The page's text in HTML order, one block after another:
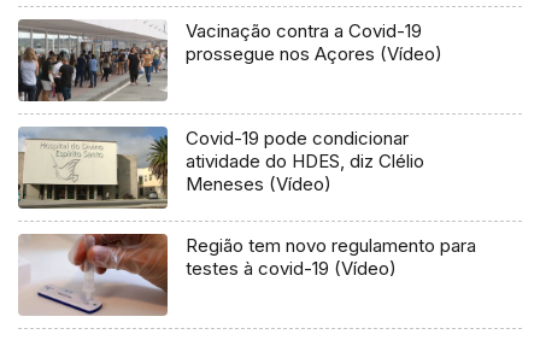
Vacinação contra a Covid-19
prossegue nos Açores (Vídeo)
Covid-19 pode condicionar
atividade do HDES, diz Clélio
Meneses (Vídeo)
Região tem novo regulamento para
testes à covid-19 (Vídeo)